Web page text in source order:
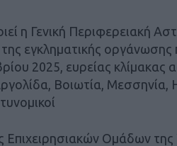
η Γενική Περιφερειακή
εγκληματικής
2025, ευρείας κλίμακας
Βοιωτία, Μεσσηνία,
Επιχειρησιακών Ομάδων